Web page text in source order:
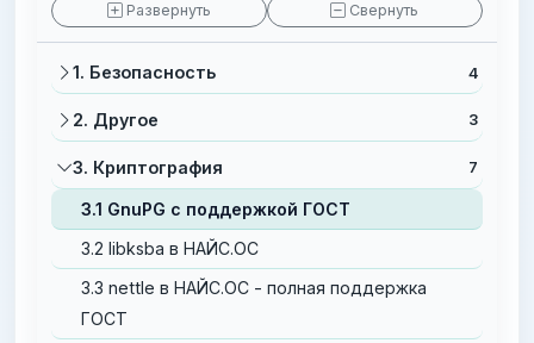
Развернуть Свернуть
1. Безопасность 4
2. Другое 3
3. Криптография 7
3.1 GnuPG с поддержкой ГОСТ
3.2 libksba в НАЙС.ОС
3.3 nettle в НАЙС.ОС - полная поддержка
ГОСТ